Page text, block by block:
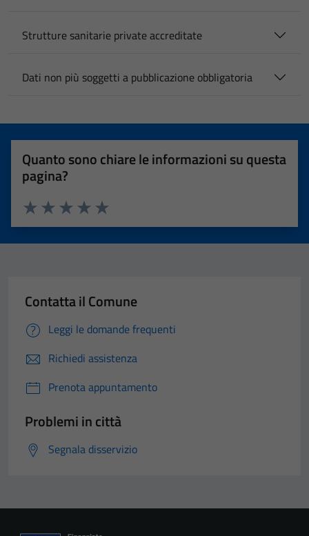
Strutture sanitarie private accreditate
Dati non più soggetti a pubblicazione obbligatoria
Quanto sono chiare le informazioni su questa
pagina?
Valuta 5 stelle su 5
Valuta 4 stelle su 5
Valuta 3 stelle su 5
Valuta 2 stelle su 5
Valuta 1 stelle su 5
Contatta il Comune
Leggi le domande frequenti
Richiedi assistenza
Prenota appuntamento
Problemi in città
Segnala disservizio